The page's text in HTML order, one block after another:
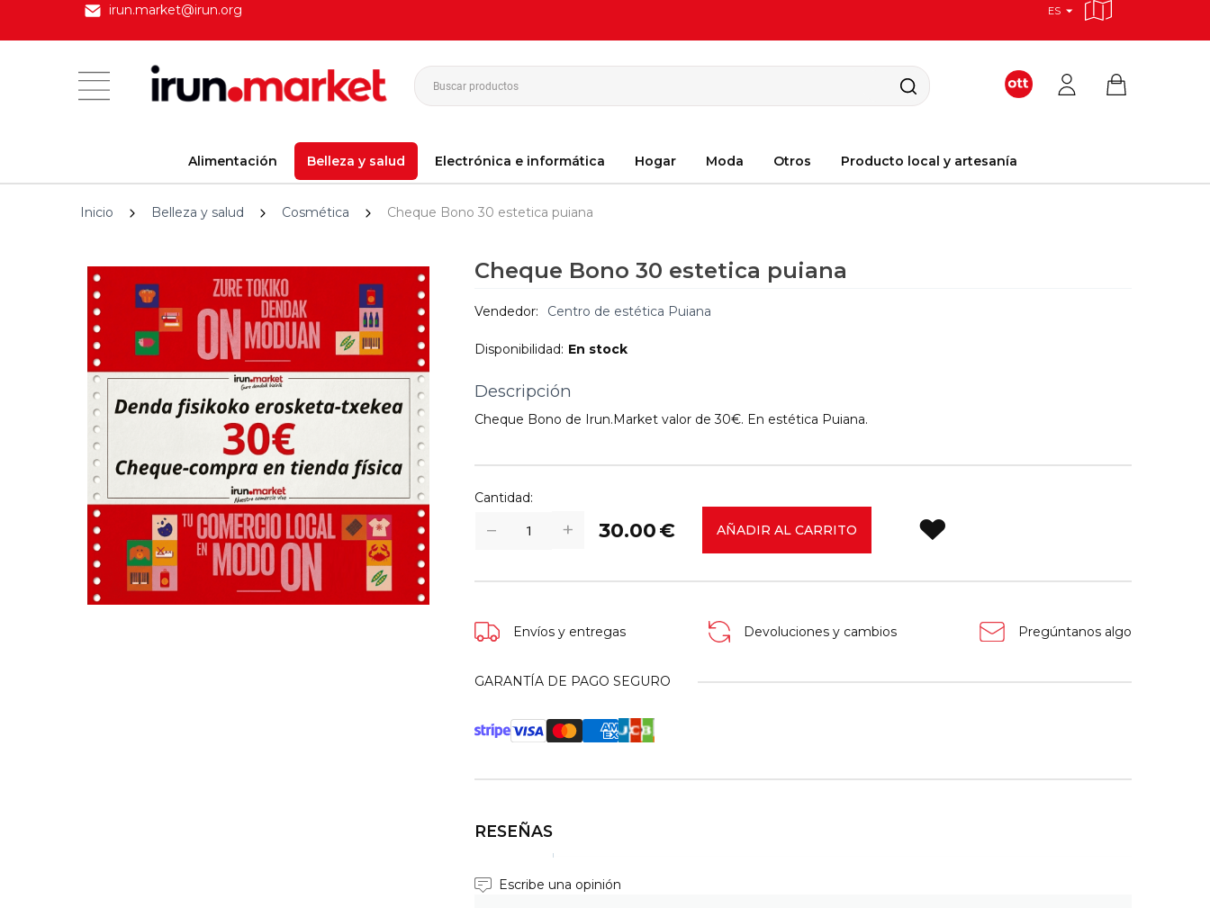
irun.market@irun.org ES
Alimentación Belleza y salud Electrónica e informática Hogar Moda Otros Producto local y artesanía
Inicio Belleza y salud Cosmética Cheque Bono 30 estetica puiana
Cheque Bono 30 estetica puiana
Vendedor: Centro de estética Puiana
Disponibilidad: En stock
Descripción
Cheque Bono de Irun.Market valor de 30€. En estética Puiana.
Cantidad:
+
− 30.00€ AÑADIR AL CARRITO
Envíos y entregas Devoluciones y cambios Pregúntanos algo
GARANTÍA DE PAGO SEGURO
RESEÑAS
Escribe una opinión